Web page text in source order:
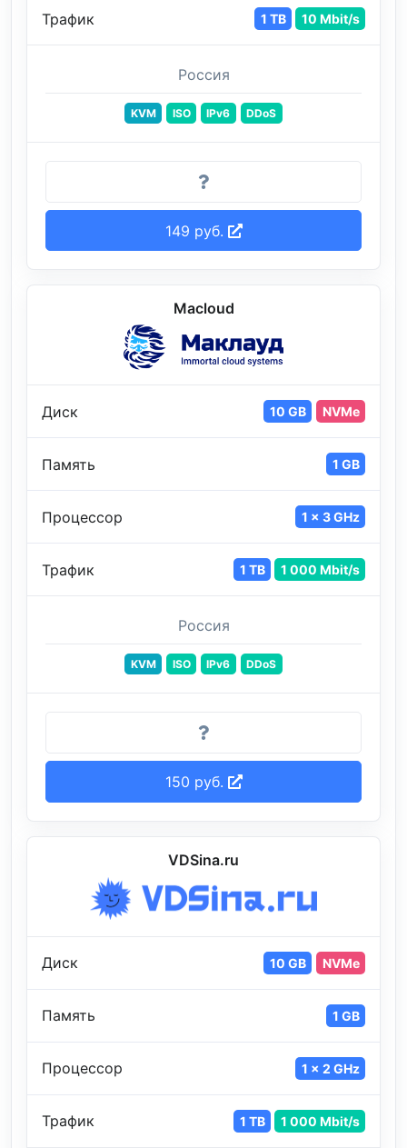
Трафик 1 TB 10 Mbit/s
Россия
KVM ISO IPv6 DDoS
149 руб.
Macloud
Диск 10 GB NVMe
Память 1 GB
Процессор 1 x 3 GHz
Трафик 1 TB 1 000 Mbit/s
Россия
KVM ISO IPv6 DDoS
150 руб.
VDSina.ru
Диск 10 GB NVMe
Память 1 GB
Процессор 1 x 2 GHz
Трафик 1 TB 1 000 Mbit/s